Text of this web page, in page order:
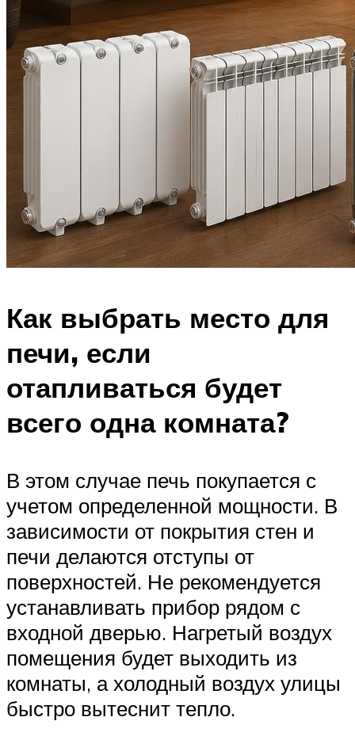
Как выбрать место для
печи, если
отапливаться будет
всего одна комната?
В этом случае печь покупается с
учетом определенной мощности. В
зависимости от покрытия стен и
печи делаются отступы от
поверхностей. Не рекомендуется
устанавливать прибор рядом с
входной дверью. Нагретый воздух
помещения будет выходить из
комнаты, а холодный воздух улицы
быстро вытеснит тепло.